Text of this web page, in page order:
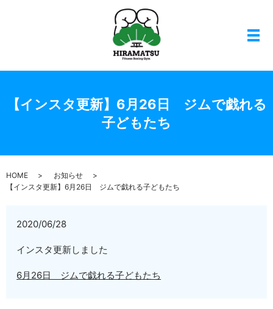
メ
【インスタ更新】6月26日 ジムで戯れる
子どもたち
HOME
お知らせ
【インスタ更新】6月26日 ジムで戯れる子どもたち
2020/06/28
インスタ更新しました
6月26日 ジムで戯れる子どもたち